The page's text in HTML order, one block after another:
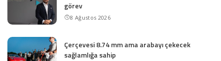
görev
8 Ağustos 2026
Çerçevesi 8.74 mm ama arabayı çekecek
sağlamlığa sahip